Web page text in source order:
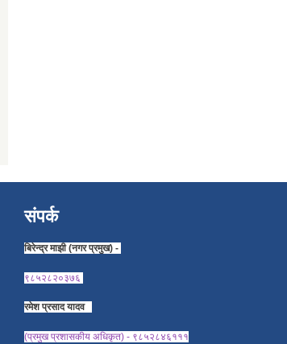
संपर्क
बिरेन्द्र माझी (नगर प्रमुख) -
९८५२८२०३७६
रमेश प्रसाद यादव
(प्रमुख प्रशासकीय अधिकृत) - ९८५२८४६१११